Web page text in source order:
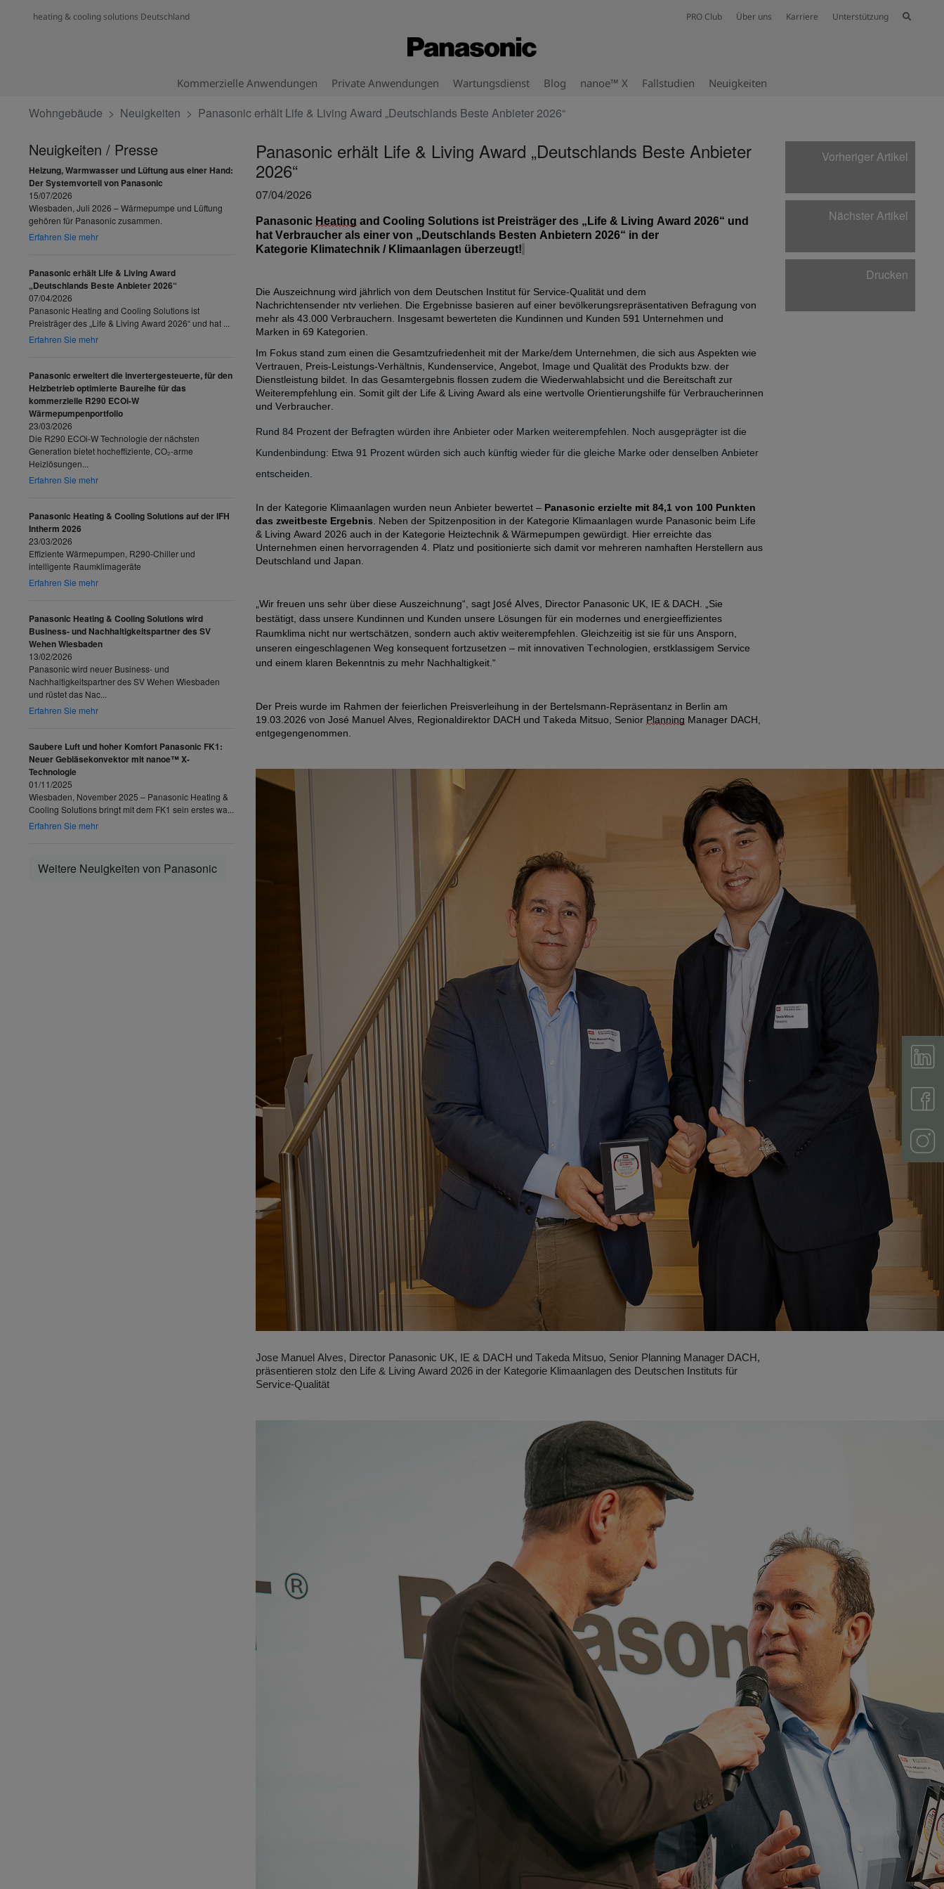
heating & cooling solutions Deutschland PRO Club Über uns Karriere Unterstützung
Kommerzielle Anwendungen Private Anwendungen Wartungsdienst Blog nanoe™ X Fallstudien Neuig­keiten
Wohngebäude Neuig­keiten Panasonic erhält Life & Living Award „Deutschlands Beste Anbieter 2026“
Neuigkeiten / Presse
Heizung, Warmwasser und Lüftung aus einer Hand:
Der Systemvorteil von Panasonic
15/07/2026
Wiesbaden, Juli 2026 – Wärmepumpe und Lüftung
gehören für Panasonic zusammen.
Erfahren Sie mehr
Panasonic erhält Life & Living Award
„Deutschlands Beste Anbieter 2026“
07/04/2026
Panasonic Heating and Cooling Solutions ist
Preisträger des „Life & Living Award 2026“ und hat ...
Erfahren Sie mehr
Panasonic erweitert die invertergesteuerte, für den
Heizbetrieb optimierte Baureihe für das
kommerzielle R290 ECOi-W
Wärmepumpenportfolio
23/03/2026
Die R290 ECOi-W Technologie der nächsten
Generation bietet hocheffiziente, CO₂-arme
Heizlösungen...
Erfahren Sie mehr
Panasonic Heating & Cooling Solutions auf der IFH
Intherm 2026
23/03/2026
Effiziente Wärmepumpen, R290-Chiller und
intelligente Raumklimageräte
Erfahren Sie mehr
Panasonic Heating & Cooling Solutions wird
Business- und Nachhaltigkeitspartner des SV
Wehen Wiesbaden
13/02/2026
Panasonic wird neuer Business- und
Nachhaltigkeitspartner des SV Wehen Wiesbaden
und rüstet das Nac...
Erfahren Sie mehr
Saubere Luft und hoher Komfort Panasonic FK1:
Neuer Gebläsekonvektor mit nanoe™ X-
Technologie
01/11/2025
Wiesbaden, November 2025 – Panasonic Heating &
Cooling Solutions bringt mit dem FK1 sein erstes wa...
Erfahren Sie mehr
Weitere Neuigkeiten von Panasonic
Panasonic erhält Life & Living Award „Deutschlands Beste Anbieter
2026“
07/04/2026
Panasonic Heating and Cooling Solutions ist Preisträger des „Life & Living Award 2026“ und
hat Verbraucher als einer von „Deutschlands Besten Anbietern 2026“ in der
Kategorie Klimatechnik / Klimaanlagen überzeugt!
Die Auszeichnung wird jährlich von dem Deutschen Institut für Service-Qualität und dem
Nachrichtensender ntv verliehen. Die Ergebnisse basieren auf einer bevölkerungsrepräsentativen Befragung von
mehr als 43.000 Verbrauchern. Insgesamt bewerteten die Kundinnen und Kunden 591 Unternehmen und
Marken in 69 Kategorien.
Im Fokus stand zum einen die Gesamtzufriedenheit mit der Marke/dem Unternehmen, die sich aus Aspekten wie
Vertrauen, Preis-Leistungs-Verhältnis, Kundenservice, Angebot, Image und Qualität des Produkts bzw. der
Dienstleistung bildet. In das Gesamtergebnis flossen zudem die Wiederwahlabsicht und die Bereitschaft zur
Weiterempfehlung ein. Somit gilt der Life & Living Award als eine wertvolle Orientierungshilfe für Verbraucherinnen
und Verbraucher.
Rund 84 Prozent der Befragten würden ihre Anbieter oder Marken weiterempfehlen. Noch ausgeprägter ist die
Kundenbindung: Etwa 91 Prozent würden sich auch künftig wieder für die gleiche Marke oder denselben Anbieter
entscheiden.
In der Kategorie Klimaanlagen wurden neun Anbieter bewertet – Panasonic erzielte mit 84,1 von 100 Punkten
das zweitbeste Ergebnis . Neben der Spitzenposition in der Kategorie Klimaanlagen wurde Panasonic beim Life
& Living Award 2026 auch in der Kategorie Heiztechnik & Wärmepumpen gewürdigt. Hier erreichte das
Unternehmen einen hervorragenden 4. Platz und positionierte sich damit vor mehreren namhaften Herstellern aus
Deutschland und Japan.
„Wir freuen uns sehr über diese Auszeichnung“, sagt José Alves , Director Panasonic UK, IE & DACH. „Sie
bestätigt, dass unsere Kundinnen und Kunden unsere Lösungen für ein modernes und energieeffizientes
Raumklima nicht nur wertschätzen, sondern auch aktiv weiterempfehlen. Gleichzeitig ist sie für uns Ansporn,
unseren eingeschlagenen Weg konsequent fortzusetzen – mit innovativen Technologien, erstklassigem Service
und einem klaren Bekenntnis zu mehr Nachhaltigkeit.“
Der Preis wurde im Rahmen der feierlichen Preisverleihung in der Bertelsmann-Repräsentanz in Berlin am
19.03.2026 von José Manuel Alves, Regionaldirektor DACH und Takeda Mitsuo, Senior Planning Manager DACH,
entgegengenommen.
Jose Manuel Alves, Director Panasonic UK, IE & DACH und Takeda Mitsuo, Senior Planning Manager DACH,
präsentieren stolz den Life & Living Award 2026 in der Kategorie Klimaanlagen des Deutschen Instituts für
Service-Qualität
Vorheriger Artikel
Nächster Artikel
Drucken